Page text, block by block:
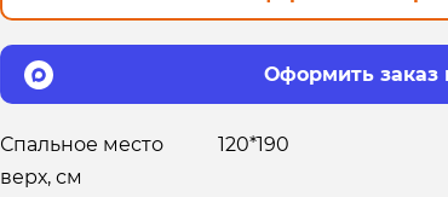
Оформить
Спальное место
верх, см
120*190